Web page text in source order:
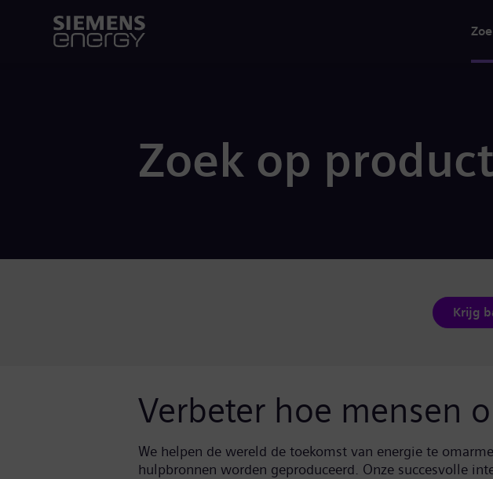
Zoek op
Krijg
Verbeter hoe mensen
We helpen de wereld de toekomst van energie te
hulpbronnen worden geproduceerd. Onze succesvolle